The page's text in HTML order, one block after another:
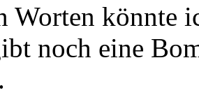
Worten könnte
noch eine